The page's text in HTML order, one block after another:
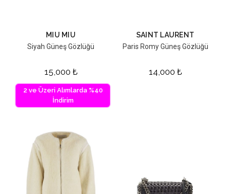
MIU MIU
Siyah Güneş Gözlüğü
15,000 ₺
2 ve Üzeri Alımlarda %40
İndirim
SAINT LAURENT
Paris Romy Güneş Gözlüğü
14,000 ₺